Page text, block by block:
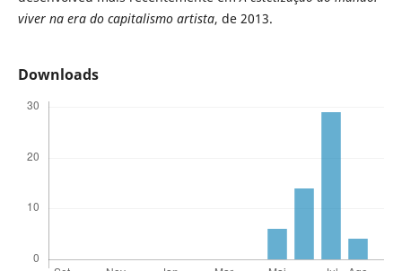
viver na era do capitalismo artista, de 2013.
Downloads